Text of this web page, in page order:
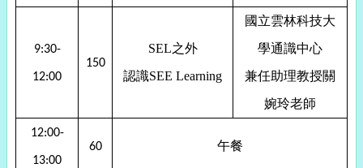
9:30-
12:00
150
SEL之外
認識SEE Learning
國立雲林科技大
學通識中心
兼任助理教授關
婉玲老師
12:00-
13:00
60 午餐